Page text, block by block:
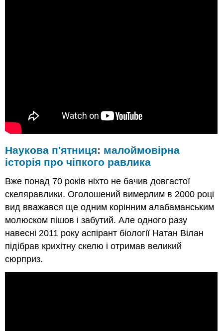
Наукова п'ятниця: малоймовірна
історія про чіпкого равлика
Вже понад 70 років ніхто не бачив довгастої
скеляравлики. Оголошений вимерлим в 2000 році
вид вважався ще одним корінним алабаманським
молюском пішов і забутий. Але одного разу
навесні 2011 року аспірант біології Натан Вілан
підібрав крихітну скелю і отримав великий
сюрприз.